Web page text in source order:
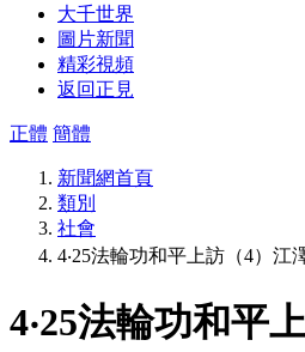
大千世界
圖片新聞
精彩視頻
返回正見
正體 簡體
新聞網首頁
類別
社會
4‧25法輪功和平上訪（4）江
4‧25法輪功和平